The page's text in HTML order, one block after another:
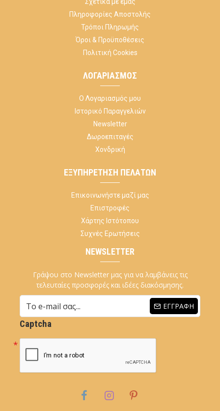
Σχετικά με εμάς
Πληροφορίες Αποστολής
Τρόποι Πληρωμής
Όροι & Προϋποθέσεις
Πολιτική Cookies
ΛΟΓΑΡΙΑΣΜΌΣ
Ο Λογαριασμός μου
Ιστορικό Παραγγελιών
Newsletter
Δωροεπιταγές
Χονδρική
ΕΞΥΠΗΡΈΤΗΣΗ ΠΕΛΑΤΏΝ
Επικοινωνήστε μαζί μας
Επιστροφές
Χάρτης Ιστότοπου
Συχνές Ερωτήσεις
NEWSLETTER
Γράψου στο Newsletter μας για να λαμβάνεις τις
τελευταίες προσφορές και ιδέες διακόσμησης.
ΕΓΓΡΑΦΉ
Captcha